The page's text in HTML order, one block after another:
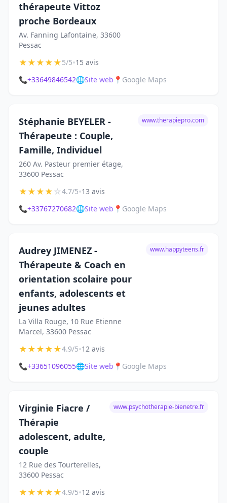
thérapeute Vittoz
proche Bordeaux
Av. Fanning Lafontaine, 33600
Pessac
★★★★★5/5•15 avis
📞+33649846542🌐Site web 📍 Google Maps
Stéphanie BEYELER -
Thérapeute : Couple,
Famille, Individuel
260 Av. Pasteur premier étage,
33600 Pessac
www.therapiepro.com
★★★★☆4.7/5•13 avis
📞+33767270682🌐Site web 📍 Google Maps
Audrey JIMENEZ -
Thérapeute & Coach en
orientation scolaire pour
enfants, adolescents et
jeunes adultes
La Villa Rouge, 10 Rue Etienne
Marcel, 33600 Pessac
www.happyteens.fr
★★★★★4.9/5•12 avis
📞+33651096055🌐Site web 📍 Google Maps
Virginie Fiacre /
Thérapie
adolescent, adulte,
couple
12 Rue des Tourterelles,
33600 Pessac
www.psychotherapie-bienetre.fr
★★★★★4.9/5•12 avis